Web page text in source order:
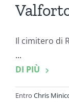
Il cimitero di
...
DI PIÙ
Entro Chris